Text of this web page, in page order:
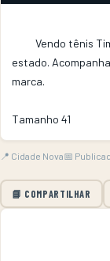
estado.
marca.
Tamanho 41
📍 Cidade Nova📅
📘 COMPARTILHAR